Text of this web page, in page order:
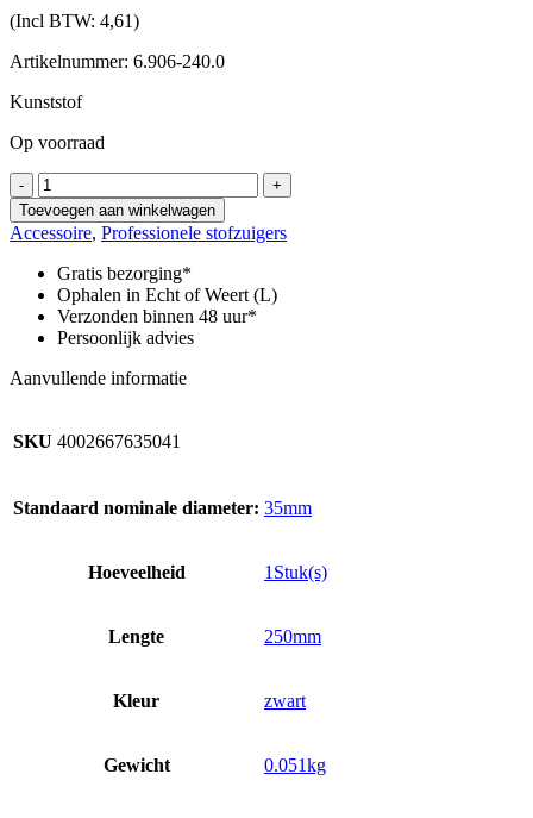
(Incl BTW: 4,61)
Artikelnummer: 6.906-240.0
Kunststof
Op voorraad
-
Spleetzuigmond,
DN
35,
kunststof,
250
mm
aantal
+
Toevoegen aan winkelwagen
Accessoire, Professionele stofzuigers
Gratis bezorging*
Ophalen in Echt of Weert (L)
Verzonden binnen 48 uur*
Persoonlijk advies
Aanvullende informatie
SKU 4002667635041
Standaard nominale diameter: 35mm
Hoeveelheid 1Stuk(s)
Lengte 250mm
Kleur zwart
Gewicht 0.051kg